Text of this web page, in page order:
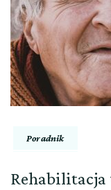
Poradnik
Rehabilitacja